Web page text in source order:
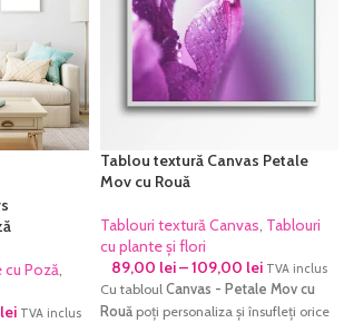
cu Poză,
lei TVA inclus
Tablou textură Canvas Petale
Mov cu Rouă
Tablouri textură Canvas, Tablouri
cu plante și flori
89,00 lei–109,00 lei TVA inclus
Cu tabloul Canvas - Petale Mov cu
Rouă poți personaliza și însufleți orice